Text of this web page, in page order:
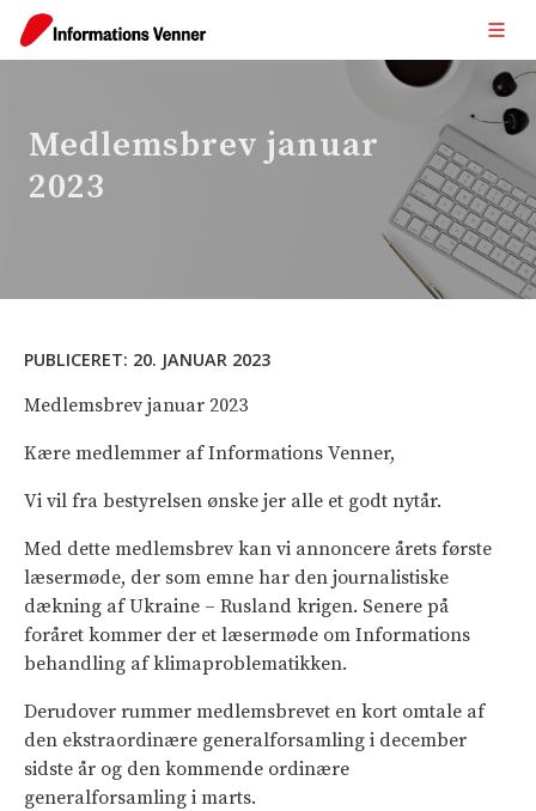
Medlemsbrev januar
2023
PUBLICERET: 20. JANUAR 2023
Medlemsbrev januar 2023
Kære medlemmer af Informations Venner,
Vi vil fra bestyrelsen ønske jer alle et godt nytår.
Med dette medlemsbrev kan vi annoncere årets første
læsermøde, der som emne har den journalistiske
dækning af Ukraine – Rusland krigen. Senere på
foråret kommer der et læsermøde om Informations
behandling af klimaproblematikken.
Derudover rummer medlemsbrevet en kort omtale af
den ekstraordinære generalforsamling i december
sidste år og den kommende ordinære
generalforsamling i marts.